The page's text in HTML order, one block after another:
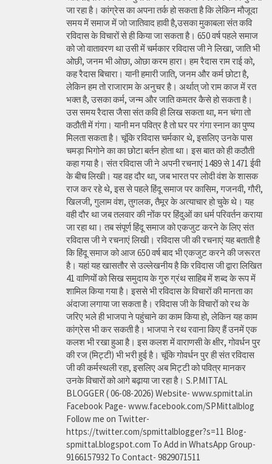
जा रहा है। कांग्रेस का अपना तर्क हो सकता है कि लेकिन मौजूदा
समय में समाज में जो जातिवाद हावी है,उसका मुकाबला संत कवि
रविदास के विचारों से ही किया जा सकता है। 650 वर्ष पहले समाज
को जो वातावरण था उसी में चर्मकार रविदास जी ने लिखा, जाति भी
ओछी, जनम भी ओछा, ओछा करम हारा। हम रैदास राम राई को,
कह रैदास बिचारा। यानी हमारी जाति, जनम और कर्म छोटा है,
लेकिन हम तो राजाराम के अनुचर है। अर्थात् जो राम काज में रत
भक्त है, उसका कर्म, जन्म और जाति कमतर कैसे हो सकता है।
उस समय रैदास जैसा संत कवि ही लिख सकता था, मन चंगा तो
कठौती में गंगा। यानी मन पवित्र है तो घर पर गंगा स्नान का पुण्य
मिलता सकता है। चूंकि रविदास चर्मकार थे, इसलिए उनके पास
चमड़ा भिगोने का का छोटा बर्तन होता था। इस बात को ही कठौती
कहा गया है। संत रविदास जी ने अपनी रचनाएं 1489 से 1471 ईवी
के बीच लिखी। यह वह दौर था, जब भारत पर लोदी वंश के शासक
राज कर रहे थे, इस से पहले हिंदू समाज पर कासिम, गजनवी, गौरी,
खिलजी, गुलाम वंश, तुगलक, तैमूर के अत्याचार हो चुके थे। यह
वही दौर था जब तलवार की नोंक पर हिंदुओं का धर्म परिवर्तन कराया
जा रहा था। तब संपूर्ण हिंदू समाज को एकजुट करने के लिए संत
रविदास जी ने रचनाएं लिखी। रविदास जी की रचनाएं यह बताती है
कि हिंदू समाज को आज 650 वर्ष बाद भी एकजुट करने की जरूरत
है। यहां यह खासतौर से उल्लेखनीय है कि रविदास जी द्वारा लिखित
41 वाणियोंं को सिख समुदाय के गुरु ग्रंथ साहिब में शब्द के रूप में
शामिल किया गया है। इससे भी रविदास के विचारों की मानता का
अंदाजा लगाया जा सकता है। रविदास जी के विचारों को रथ के
जरिए भले ही भाजपा ने पहुंचाने का काम किया हो, लेकिन यह काम
कांग्रेस भी कर सकती है। भाजपा ने रथ रवाना किए हैं उनमें एक
कलश भी रखा हुआ है। इस कलश में वाराणसी के क्षीर, गोवर्धन पुर
की रज (मिट्टी) भी भरी हुई है। चूंकि गोवर्धन पुर ही संत रविदास
जी की कर्मस्थली रहा, इसलिए अब मिट्टी को पवित्र मानकर
उनके विचारों को आगे बढ़ाया जा रहा है। S.P.MITTAL
BLOGGER ( 06-08-2026) Website- www.spmittal.in
Facebook Page- www.facebook.com/SPMittalblog
Follow me on Twitter-
https://twitter.com/spmittalblogger?s=11 Blog-
spmittal.blogspot.com To Add in WhatsApp Group-
9166157932 To Contact- 9829071511